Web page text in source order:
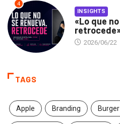
4
INSIGHTS
«Lo que
2026/06/22
TAGS
Apple Branding